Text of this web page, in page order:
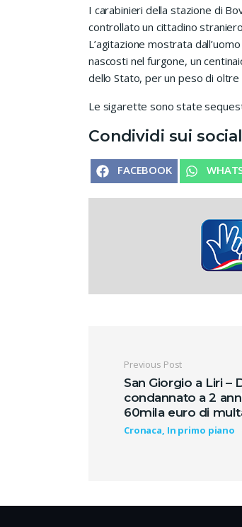
I carabinieri della stazione di
controllato un cittadino
L’agitazione mostrata
nascosti nel furgone, un
dello Stato, per un peso di oltre
Le sigarette sono state
Condividi sui
SHARE ON
FACEBOOK SHARE
Previous Post
San Giorgio a Liri –
condannato a 2
60mila euro di
Cronaca, In primo piano